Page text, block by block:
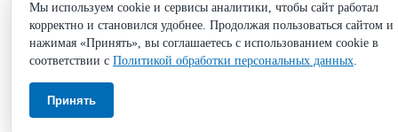
Мы используем cookie и сервисы аналитики, чтобы сайт работал
корректно и становился удобнее. Продолжая пользоваться сайтом и
нажимая «Принять», вы соглашаетесь с использованием cookie в
соответствии с Политикой обработки персональных данных.
Принять